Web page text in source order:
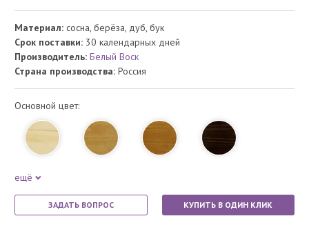
Материал: сосна, берёза, дуб, бук
Срок поставки: 30 календарных дней
Производитель: Белый Воск
Страна производства: Россия
Основной цвет:
ещё
ЗАДАТЬ ВОПРОС КУПИТЬ В ОДИН КЛИК